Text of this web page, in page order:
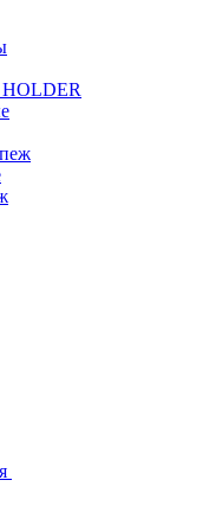
НОLDER